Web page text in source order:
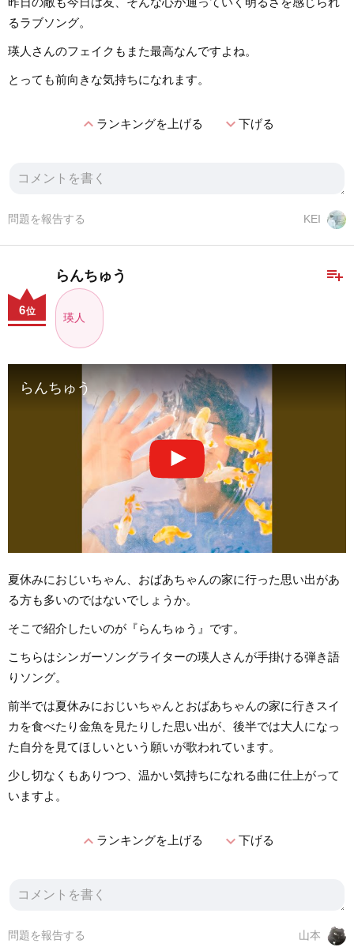
るラブソング。
瑛人さんのフェイクもまた最高なんですよね。
とっても前向きな気持ちになれます。
expand_lessランキングを上げる expand_more下げる
KEI
問題を報告する
playlist_add
らんちゅう
瑛人
6位
らんちゅう
夏休みにおじいちゃん、おばあちゃんの家に行った思い出があ
る方も多いのではないでしょうか。
そこで紹介したいのが『らんちゅう』です。
こちらはシンガーソングライターの瑛人さんが手掛ける弾き語
りソング。
前半では夏休みにおじいちゃんとおばあちゃんの家に行きスイ
カを食べたり金魚を見たりした思い出が、後半では大人になっ
た自分を見てほしいという願いが歌われています。
少し切なくもありつつ、温かい気持ちになれる曲に仕上がって
いますよ。
expand_lessランキングを上げる expand_more下げる
山本
問題を報告する